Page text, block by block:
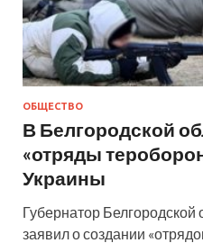
ОБЩЕСТВО
В Белгородской
«отряды
Украины
Губернатор Белгородской
заявил о создании